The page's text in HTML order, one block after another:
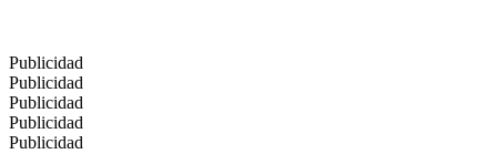
Publicidad
Publicidad
Publicidad
Publicidad
Publicidad